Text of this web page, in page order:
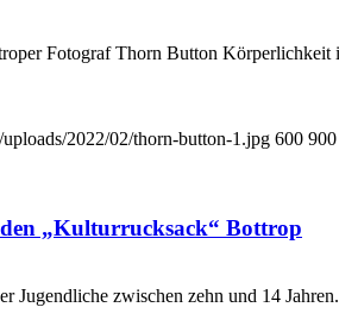
Fotograf Thorn Button
2022/02/thorn-button-1.jpg 600 900
„Kulturrucksack“ Bottrop
Jugendliche zwischen zehn und 14 Jahren.